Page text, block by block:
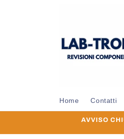
Home Contatti
AVVISO